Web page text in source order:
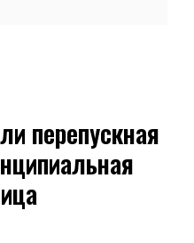
перепускная